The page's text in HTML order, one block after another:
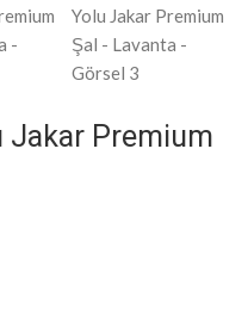
Jakar Premium